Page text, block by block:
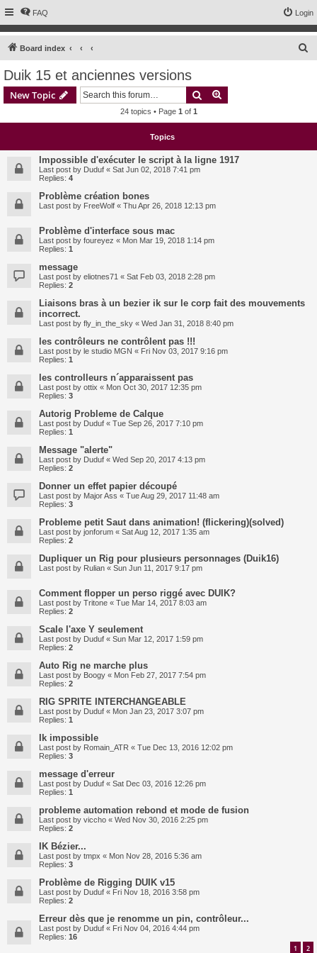
FAQ Login
Board index
Duik 15 et anciennes versions
New Topic Search
24 topics • Page 1 of 1
Topics
Impossible d'exécuter le script à la ligne 1917
Last post by Duduf « Sat Jun 02, 2018 7:41 pm
Replies: 4
Problème création bones
Last post by FreeWolf « Thu Apr 26, 2018 12:13 pm
Problème d'interface sous mac
Last post by foureyez « Mon Mar 19, 2018 1:14 pm
Replies: 1
message
Last post by eliotnes71 « Sat Feb 03, 2018 2:28 pm
Replies: 2
Liaisons bras à un bezier ik sur le corp fait des mouvements
incorrect.
Last post by fly_in_the_sky « Wed Jan 31, 2018 8:40 pm
les contrôleurs ne contrôlent pas !!!
Last post by le studio MGN « Fri Nov 03, 2017 9:16 pm
Replies: 1
les controlleurs n´apparaissent pas
Last post by ottix « Mon Oct 30, 2017 12:35 pm
Replies: 3
Autorig Probleme de Calque
Last post by Duduf « Tue Sep 26, 2017 7:10 pm
Replies: 1
Message "alerte"
Last post by Duduf « Wed Sep 20, 2017 4:13 pm
Replies: 2
Donner un effet papier découpé
Last post by Major Ass « Tue Aug 29, 2017 11:48 am
Replies: 3
Probleme petit Saut dans animation! (flickering)(solved)
Last post by jonforum « Sat Aug 12, 2017 1:35 am
Replies: 2
Dupliquer un Rig pour plusieurs personnages (Duik16)
Last post by Rulian « Sun Jun 11, 2017 9:17 pm
Comment flopper un perso riggé avec DUIK?
Last post by Tritone « Tue Mar 14, 2017 8:03 am
Replies: 2
Scale l'axe Y seulement
Last post by Duduf « Sun Mar 12, 2017 1:59 pm
Replies: 2
Auto Rig ne marche plus
Last post by Boogy « Mon Feb 27, 2017 7:54 pm
Replies: 2
RIG SPRITE INTERCHANGEABLE
Last post by Duduf « Mon Jan 23, 2017 3:07 pm
Replies: 1
Ik impossible
Last post by Romain_ATR « Tue Dec 13, 2016 12:02 pm
Replies: 3
message d'erreur
Last post by Duduf « Sat Dec 03, 2016 12:26 pm
Replies: 1
probleme automation rebond et mode de fusion
Last post by viccho « Wed Nov 30, 2016 2:25 pm
Replies: 2
IK Bézier...
Last post by tmpx « Mon Nov 28, 2016 5:36 am
Replies: 3
Problème de Rigging DUIK v15
Last post by Duduf « Fri Nov 18, 2016 3:58 pm
Replies: 2
Erreur dès que je renomme un pin, contrôleur...
Last post by Duduf « Fri Nov 04, 2016 4:44 pm
Replies: 16
1 2